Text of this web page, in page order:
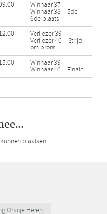
Winnaar 37-
Winnaar 38 – 5de-
6de plaats
12:00 Verliezer 39-
Verliezer 40 – Strijd
om brons
15:00 Winnaar 39-
Winnaar 40 – Finale
plaatsen.
Oranje Heren